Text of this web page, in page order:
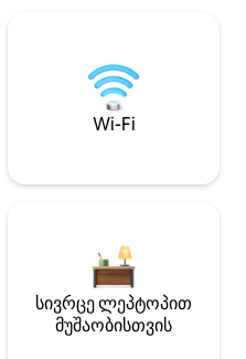
Wi-Fi
სივრცე ლეპტოპით
მუშაობისთვის